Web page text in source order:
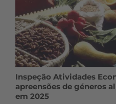
Inspeção Atividades
apreensões de géneros
em 2025